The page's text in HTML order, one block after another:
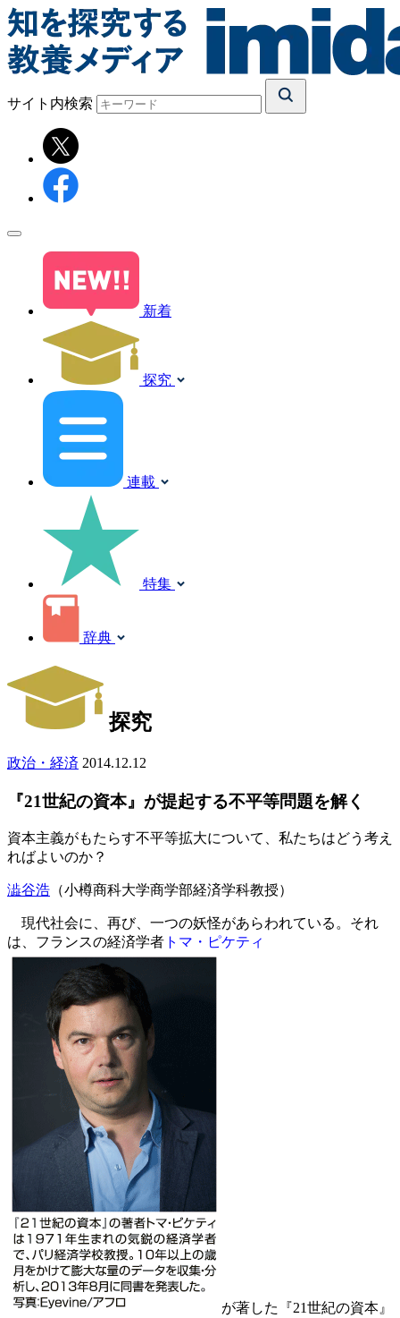
サイト内検索
新着
探究
連載
特集
辞典
探究
政治・経済 2014.12.12
『21世紀の資本』が提起する不平等問題を解く
資本主義がもたらす不平等拡大について、私たちはどう考え
ればよいのか？
澁谷浩 （小樽商科大学商学部経済学科教授）
現代社会に、再び、一つの妖怪があらわれている。それ
は、フランスの経済学者 トマ・ピケティ
が著した『21世紀の資本』